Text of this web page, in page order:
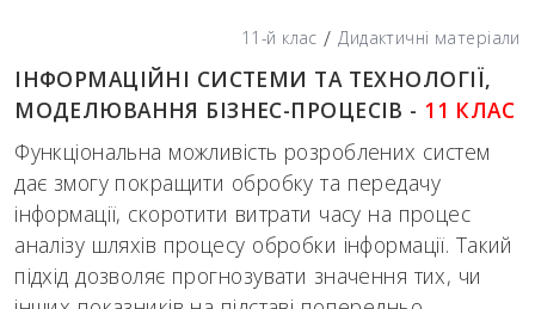
11-й клас / Дидактичні матеріали
ІНФОРМАЦІЙНІ СИСТЕМИ ТА ТЕХНОЛОГІЇ,
МОДЕЛЮВАННЯ БІЗНЕС-ПРОЦЕСІВ - 11 КЛАС
Функціональна можливість розроблених систем
дає змогу покращити обробку та передачу
інформації, скоротити витрати часу на процес
аналізу шляхів процесу обробки інформації. Такий
підхід дозволяє прогнозувати значення тих, чи